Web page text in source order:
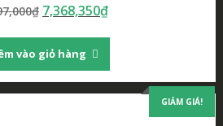
₫ 7,368,350₫
vào giỏ hàng
GIẢM GIÁ!